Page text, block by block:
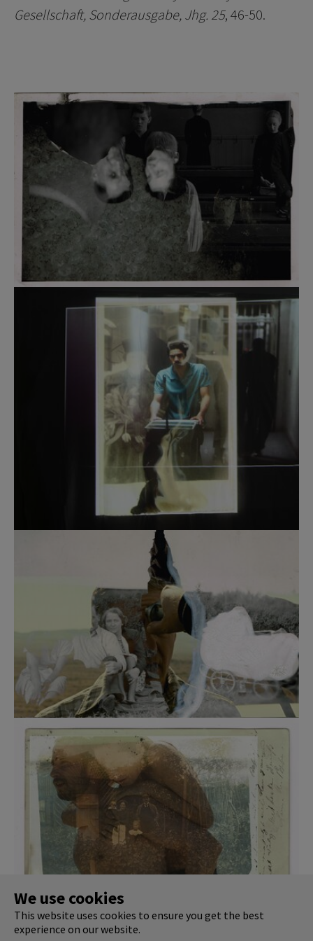
We use cookies
This website uses cookies to ensure you get the best
experience on our website.
Gesellschaft, Sonderausgabe, Jhg. 25, 46-50.
Show larger version
Show larger version
Show larger version